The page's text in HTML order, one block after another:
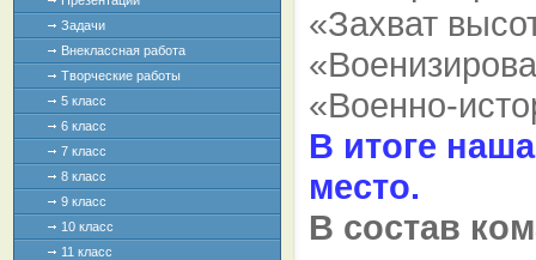
Задачи
Внеклассная работа
Творческие работы
5 класс
6 класс
7 класс
8 класс
9 класс
10 класс
11 класс
«Захват
«Военно-
В итоге
место.
В состав